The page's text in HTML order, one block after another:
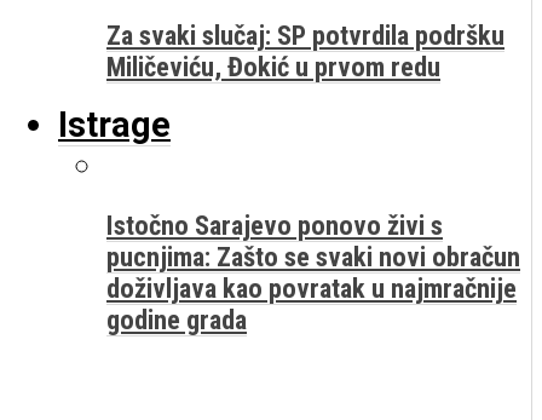
Za svaki slučaj: SP potvrdila podršku
Miličeviću, Đokić u prvom redu
Istrage
Istočno Sarajevo ponovo živi s
pucnjima: Zašto se svaki novi obračun
doživljava kao povratak u najmračnije
godine grada